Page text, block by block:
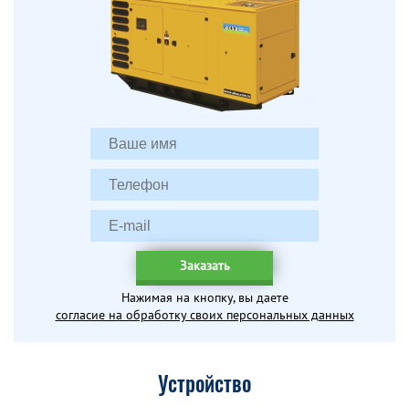
Заказать
Нажимая на кнопку, вы даете
согласие на обработку своих персональных данных
Устройство